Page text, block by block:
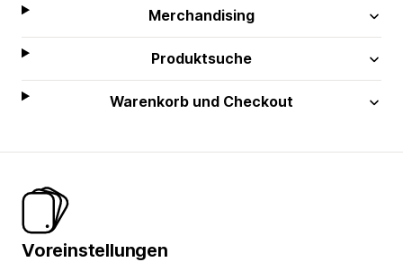
Merchandising
Produktsuche
Warenkorb und Checkout
Voreinstellungen